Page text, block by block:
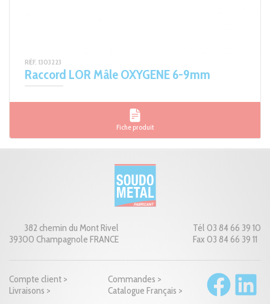
RÉF. 1303223
Raccord LOR Mâle OXYGENE 6-9mm
Fiche produit
382 chemin du Mont Rivel
39300 Champagnole FRANCE
Tél 03 84 66 39 10
Fax 03 84 66 39 11
Compte client >
Commandes >
Livraisons >
Catalogue Français >